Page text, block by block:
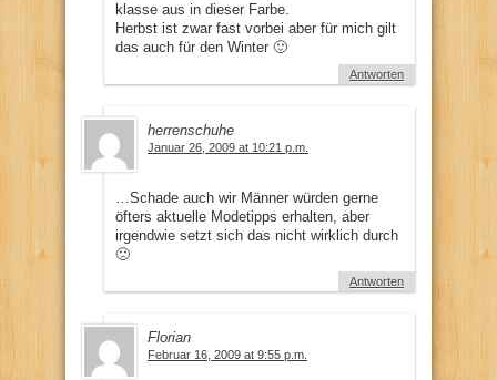
klasse aus in dieser Farbe.
Herbst ist zwar fast vorbei aber für mich gilt
das auch für den Winter 🙂
Antworten
herrenschuhe
Januar 26, 2009 at 10:21 p.m.
…Schade auch wir Männer würden gerne
öfters aktuelle Modetipps erhalten, aber
irgendwie setzt sich das nicht wirklich durch
🙁
Antworten
Florian
Februar 16, 2009 at 9:55 p.m.